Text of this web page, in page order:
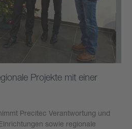
Projekte mit einer
Precitec Verantwortung und
sowie regionale